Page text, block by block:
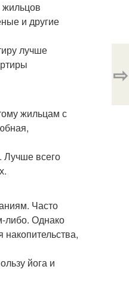
жильцов
и другие
лучше
жильцам с
Лучше всего
Часто
либо. Однако
йога и
⇨